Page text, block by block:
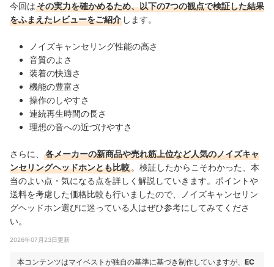
今回はその実力を確かめるため、以下の7つの観点で検証した結果
をふまえたレビューをご紹介 します。
ノイズキャンセリング性能の高さ
音質のよさ
装着の快適さ
機能の豊富さ
操作のしやすさ
連続再生時間の長さ
理想の音への近づけやすさ
さらに、
各メーカーの新商品や売れ筋上位など人気のノイズキャ
ンセリングヘッドホンとも比較 。検証したからこそわかった、本
当のよい点・気になる点を詳しく解説していきます。ポイントや
送料を考慮した価格比較も行いましたので、ノイズキャンセリン
グヘッドホン選びに迷っている人はぜひ参考にしてみてくださ
い。
2026年07月23日更新
本コンテンツはマイベストが独自の基準に基づき制作していますが、 EC